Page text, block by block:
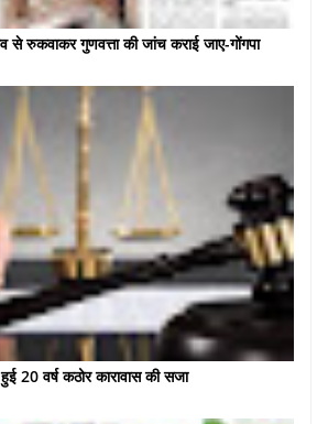
से रुकवाकर गुणवत्ता की जांच कराई जाए-गोंगपा
20 वर्ष कठोर कारावास की सजा